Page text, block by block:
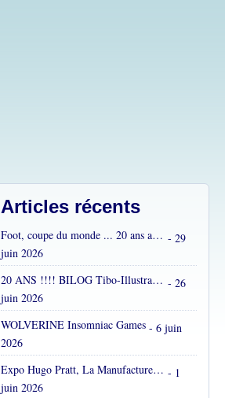
Articles récents
Foot, coupe du monde ... 20 ans après... - 29
juin 2026
20 ANS !!!! BILOG Tibo-Illustrations !! C'est fou ! - 26
juin 2026
WOLVERINE Insomniac Games - 6 juin
2026
Expo Hugo Pratt, La Manufacture, Aix en Provence, Mai 2026 - 1
juin 2026